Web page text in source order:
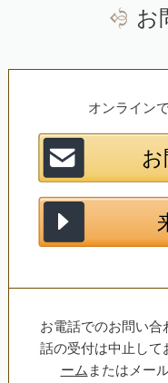
お
オンライン
お電話でのお問い
話の受付は中止して
ーム またはメー